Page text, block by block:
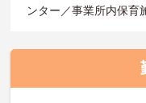
ンター／事業所内保育